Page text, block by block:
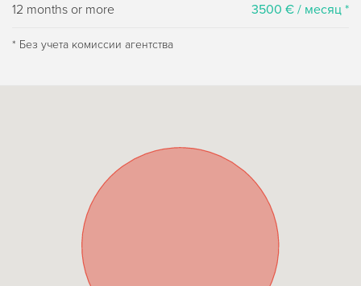
12 months or more 3500 € / месяц *
* Без учета комиссии агентства